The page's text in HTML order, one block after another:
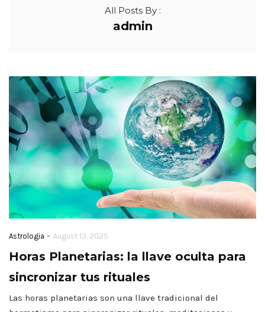
All Posts By :
admin
Astrologia - August 13, 2025
Horas Planetarias: la llave oculta para
sincronizar tus rituales
Las horas planetarias son una llave tradicional del